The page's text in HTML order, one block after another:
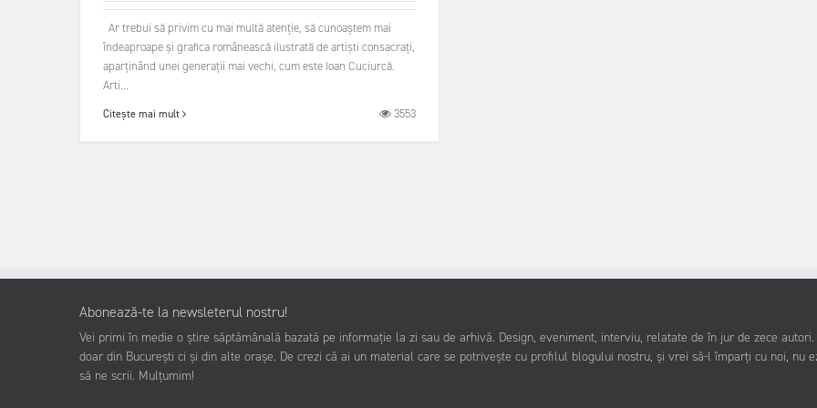
Ar trebui să privim cu mai multă atenţie, să cunoaştem mai
îndeaproape şi grafica românească ilustrată de artişti consacraţi,
aparținând unei generații mai vechi, cum este Ioan Cuciurcă.
Arti...
Citește mai mult 3553
Abonează-te la newsleterul nostru!
Vei primi în medie o știre săptămânală bazată pe informație la zi sau de arhivă. Design, eveniment, interviu, relatate de în jur de zece
doar din București ci și din alte orașe. De crezi că ai un material care se potrivește cu profilul blogului nostru, și vrei să-l împarți cu noi, nu
să ne scrii. Mulțumim!